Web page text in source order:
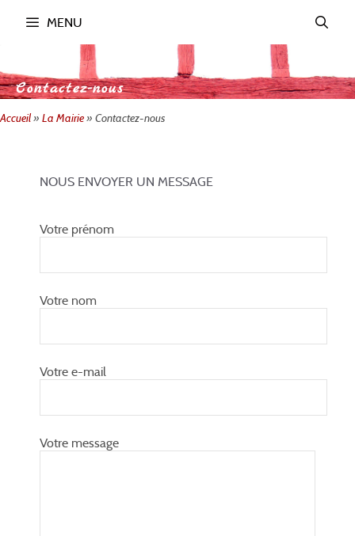
MENU
Contactez-nous
Accueil» La Mairie» Contactez-nous
NOUS ENVOYER UN MESSAGE
Votre prénom
Votre nom
Votre e-mail
Votre message